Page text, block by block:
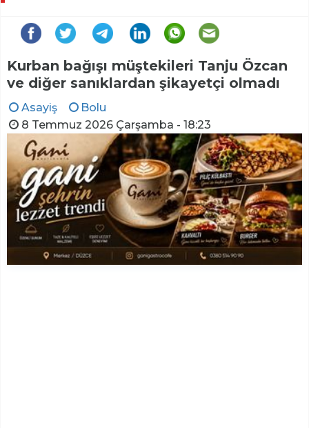
Kurban bağışı müştekileri Tanju Özcan
ve diğer sanıklardan şikayetçi olmadı
Asayiş
Bolu
8 Temmuz 2026 Çarşamba - 18:23